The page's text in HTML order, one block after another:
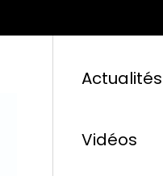
Actualités
Vidéos